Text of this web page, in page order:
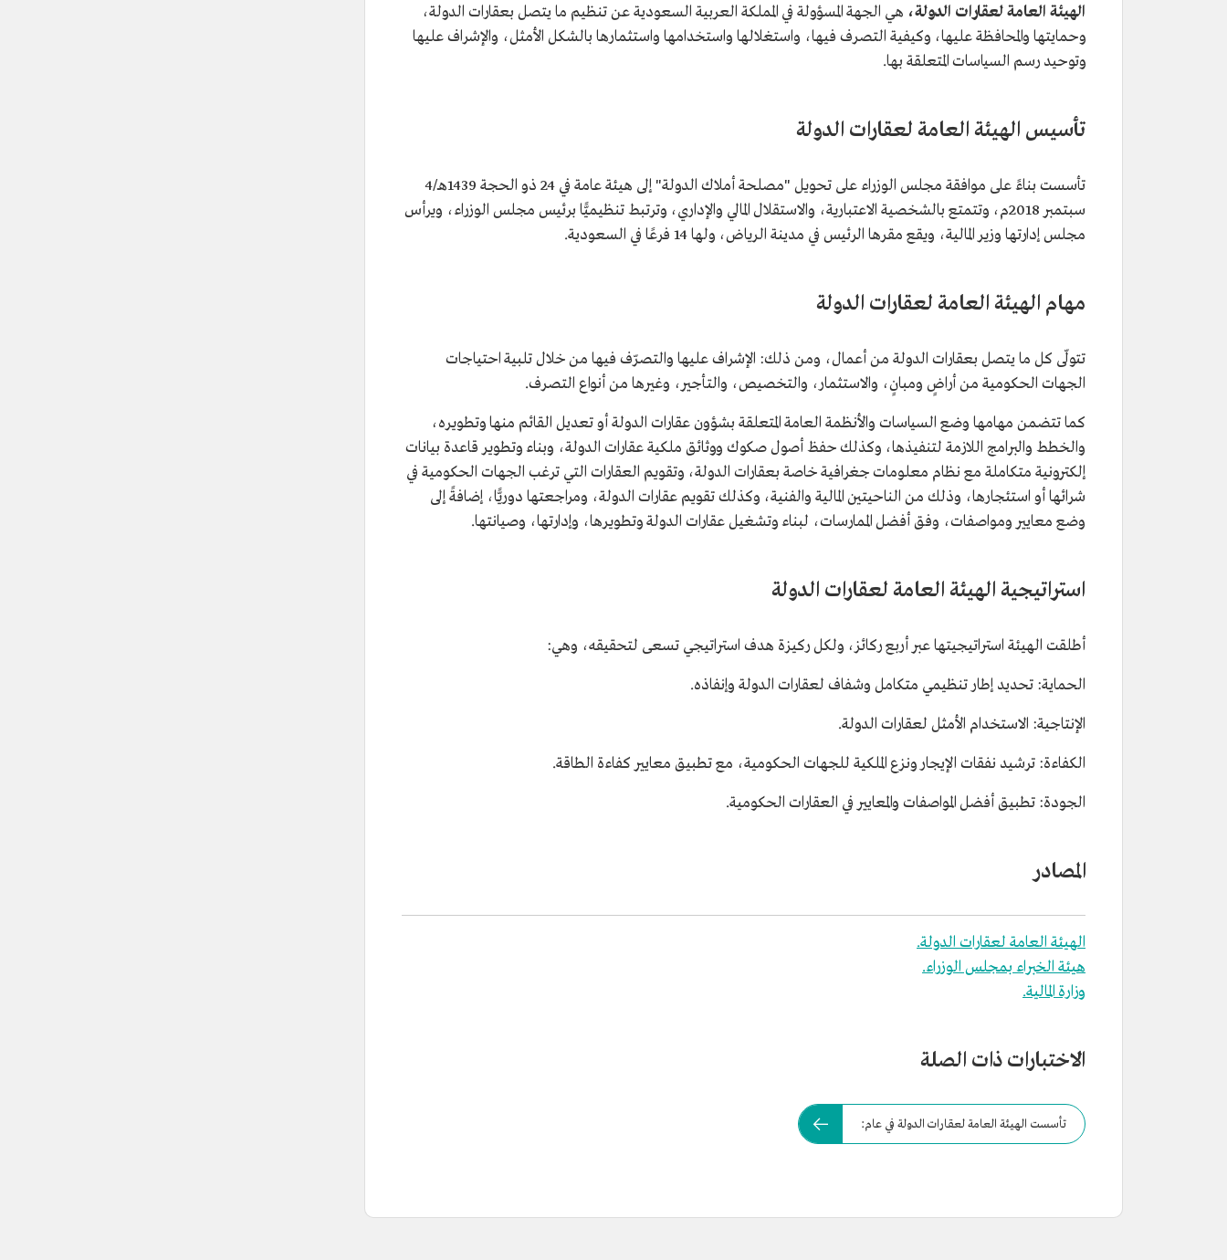
الهيئة العامة لعقارات الدولة، هي الجهة المسؤولة في المملكة العربية السعودية عن تنظيم ما يتصل بعقارات الدولة،
وحمايتها والمحافظة عليها، وكيفية التصرف فيها، واستغلالها واستخدامها واستثمارها بالشكل الأمثل، والإشراف عليها
وتوحيد رسم السياسات المتعلقة بها.
تأسيس الهيئة العامة لعقارات الدولة
تأسست بناءً على موافقة مجلس الوزراء على تحويل "مصلحة أملاك الدولة" إلى هيئة عامة في 24 ذو الحجة 1439هـ/4
سبتمبر 2018م، وتتمتع بالشخصية الاعتبارية، والاستقلال المالي والإداري، وترتبط تنظيميًّا برئيس مجلس الوزراء، ويرأس
مجلس إدارتها وزير المالية، ويقع مقرها الرئيس في مدينة الرياض، ولها 14 فرعًا في السعودية.
مهام الهيئة العامة لعقارات الدولة
تتولّى كل ما يتصل بعقارات الدولة من أعمال، ومن ذلك: الإشراف عليها والتصرّف فيها من خلال تلبية احتياجات
الجهات الحكومية من أراضٍ ومبانٍ، والاستثمار، والتخصيص، والتأجير، وغيرها من أنواع التصرف.
كما تتضمن مهامها وضع السياسات والأنظمة العامة المتعلقة بشؤون عقارات الدولة أو تعديل القائم منها وتطويره،
والخطط والبرامج اللازمة لتنفيذها، وكذلك حفظ أصول صكوك ووثائق ملكية عقارات الدولة، وبناء وتطوير قاعدة بيانات
إلكترونية متكاملة مع نظام معلومات جغرافية خاصة بعقارات الدولة، وتقويم العقارات التي ترغب الجهات الحكومية في
شرائها أو استئجارها، وذلك من الناحيتين المالية والفنية، وكذلك تقويم عقارات الدولة، ومراجعتها دوريًّا، إضافةً إلى
وضع معايير ومواصفات، وفق أفضل الممارسات، لبناء وتشغيل عقارات الدولة وتطويرها، وإدارتها، وصيانتها.
استراتيجية الهيئة العامة لعقارات الدولة
أطلقت الهيئة استراتيجيتها عبر أربع ركائز، ولكل ركيزة هدف استراتيجي تسعى لتحقيقه، وهي:
الحماية: تحديد إطار تنظيمي متكامل وشفاف لعقارات الدولة وإنفاذه.
الإنتاجية: الاستخدام الأمثل لعقارات الدولة.
الكفاءة: ترشيد نفقات الإيجار ونزع الملكية للجهات الحكومية، مع تطبيق معايير كفاءة الطاقة.
الجودة: تطبيق أفضل المواصفات والمعايير في العقارات الحكومية.
المصادر
الهيئة العامة لعقارات الدولة.
هيئة الخبراء بمجلس الوزراء.
وزارة المالية.
الاختبارات ذات الصلة
تأسست الهيئة العامة لعقارات الدولة في عام: